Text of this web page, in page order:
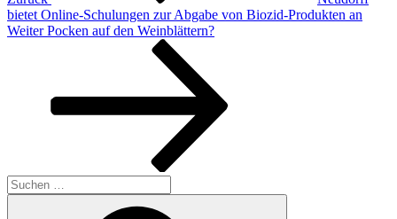
bietet Online-Schulungen zur Abgabe von Biozid-Produkten an
Nächster
Weiter Pocken auf den Weinblättern?
Suchen
nach: